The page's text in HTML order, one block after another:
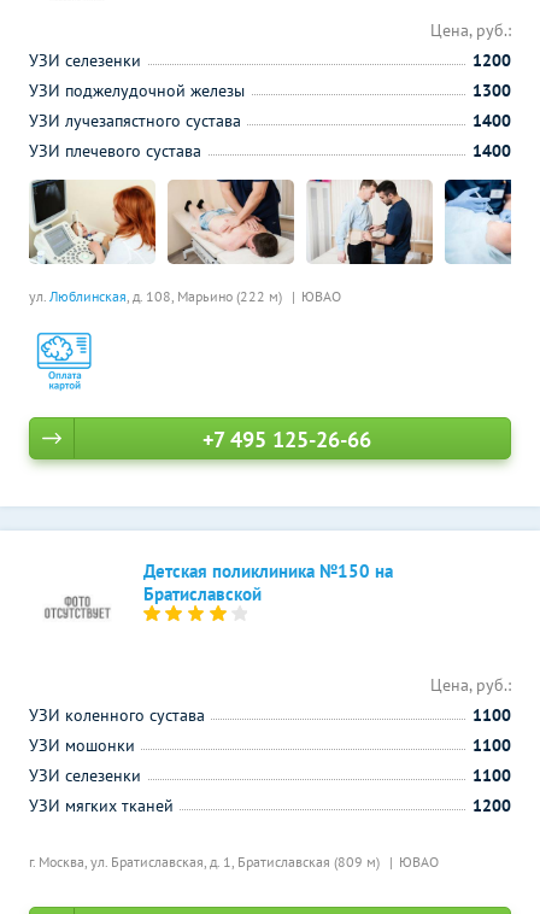
ул. Люблинская, д. 108, Марьино (222 м) ЮВАО
Цена, руб.:
УЗИ селезенки
1200
УЗИ поджелудочной железы
1300
УЗИ лучезапястного сустава
1400
УЗИ плечевого сустава
1400
+7 495 125-26-66
Детская поликлиника №150 на
Братиславской
г. Москва, ул. Братиславская, д. 1, Братиславская (809 м) ЮВАО
Цена, руб.:
УЗИ коленного сустава
1100
УЗИ мошонки
1100
УЗИ селезенки
1100
УЗИ мягких тканей
1200